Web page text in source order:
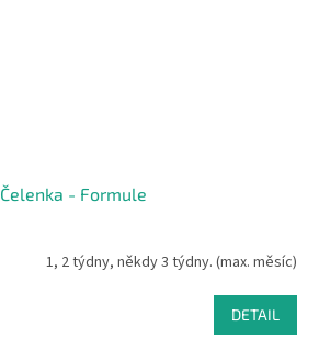
Čelenka - Formule
1, 2 týdny, někdy 3 týdny. (max. měsíc)
DETAIL